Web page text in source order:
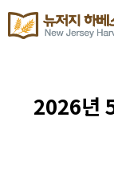
2026년